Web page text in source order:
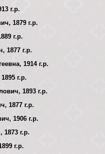
г.р.
1879 г.р.
г.р.
1877 г.р.
1914 г.р.
г.р.
1893 г.р.
1877 г.р.
1906 г.р.
г.р.
г.р.